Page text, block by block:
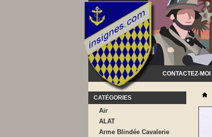
CONTACTEZ-MOI
CATÉGORIES
Air
ALAT
Arme Blindée Cavalerie